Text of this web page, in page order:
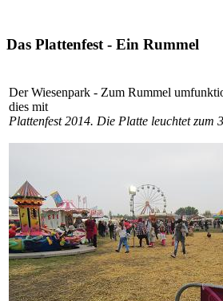
Das Plattenfest - Ein Rummel
Der Wiesenpark - Zum Rummel
dies mit
Plattenfest 2014. Die Platte leuchtet zum